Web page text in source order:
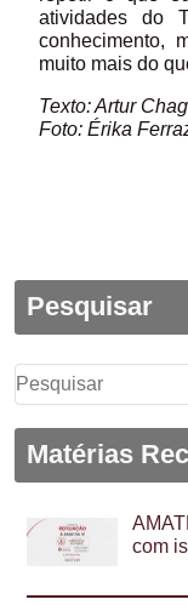
atividades do
conhecimento,
muito mais do
Texto: Artur
Foto: Érika
Pesquisar
Pesquisar
por:
Matérias
com